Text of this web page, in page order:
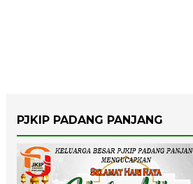
PJKIP PADANG PANJANG